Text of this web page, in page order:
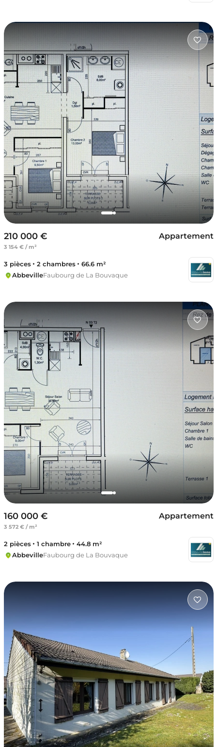
210 000 €
3 154 € / m²
Appartement
3 pièces 2 chambres
66.6 m²
AbbevilleFaubourg de La Bouvaque
160 000 €
3 572 € / m²
Appartement
2 pièces 1 chambre
44.8 m²
AbbevilleFaubourg de La Bouvaque